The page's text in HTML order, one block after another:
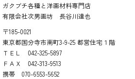
ガクブチ各種と洋画材料専門店
有限会社次男画坊 長谷川達也
〒185-0021
東京都国分寺市南町3-9-25 都営住宅１階
ＴＥＬ 042-325-5897
ＦＡＸ 042-313-9513
携帯 070-6553-5652